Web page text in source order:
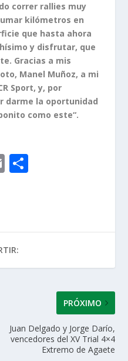
correr rallies muy
kilómetros en
que hasta ahora
y disfrutar, que
Gracias a mis
Manel Muñoz, a mi
Sport, y, por
darme la oportunidad
como este“.
E
ar
r
PRÓXIMO
Juan Delgado y Jorge Darío,
vencedores del XV Trial 4×4
Extremo de Agaete